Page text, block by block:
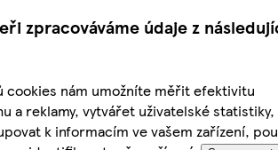
zpracováváme údaje z
cookies nám umožníte měřit efektivitu
a reklamy, vytvářet uživatelské statistiky,
k informacím ve vašem zařízení,